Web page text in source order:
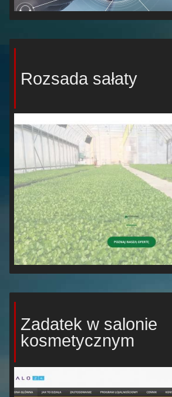
Rozsada sałaty
Zadatek w salonie
kosmetycznym